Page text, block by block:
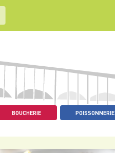
BOUCHERIE POISSONNERIE